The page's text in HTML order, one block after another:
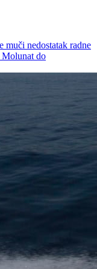
muči nedostatak radne
Molunat do